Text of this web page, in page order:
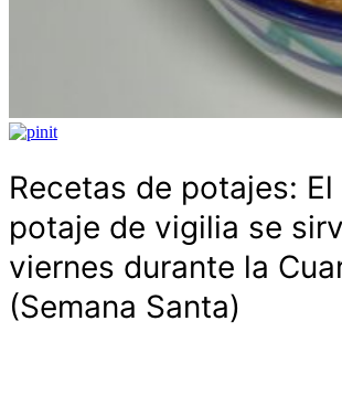
Recetas de potajes:
potaje de vigilia se
viernes durante la
(Semana Santa)